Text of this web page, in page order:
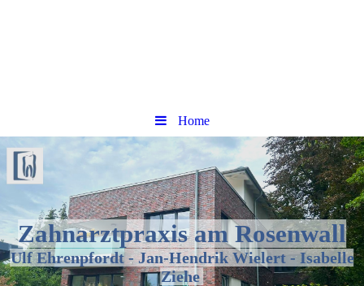
Home
Zahnarztpraxis am Rosenwall
Ulf Ehrenpfordt - Jan-Hendrik Wielert - Isabelle
Ziehe